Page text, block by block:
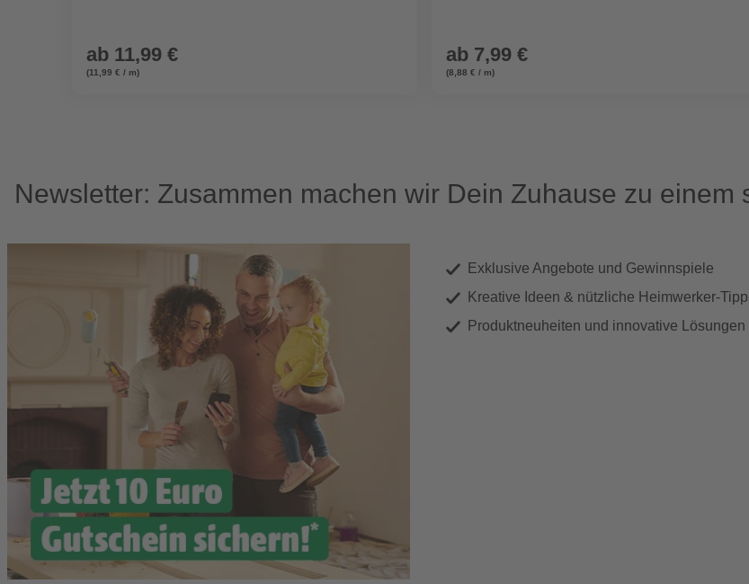
ab 11,99 €
(11,99 € / m)
ab 7,99 €
(8,88 € / m)
Newsletter: Zusammen machen wir Dein Zuhause zu einem
Exklusive Angebote und Gewinnspiele
Kreative Ideen & nützliche Heimwerker-
Produktneuheiten und innovative Lösungen